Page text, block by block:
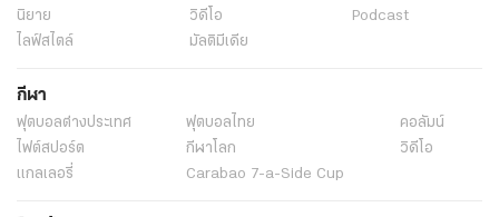
นิยาย
วิดีโอ
Podcast
ไลฟ์สไตล์
มัลติมีเดีย
กีฬา
ฟุตบอลต่่างประเทศ ฟุตบอลไทย
คอลัมน์
ไฟต์สปอร์ต
กีฬาโลก
วิดีโอ
แกลเลอรี่
Carabao 7-a-Side Cup